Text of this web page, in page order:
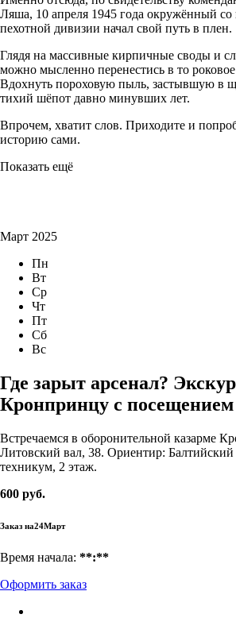
Ляша, 10 апреля 1945 года окружённый со
пехотной дивизии начал свой путь в плен.
Глядя на массивные кирпичные своды и
можно мысленно перенестись в то роковое
Вдохнуть пороховую пыль, застывшую в
тихий шёпот давно минувших лет.
Впрочем, хватит слов. Приходите и
историю сами.
Показать ещё
Март 2025
Пн
Вт
Ср
Чт
Пт
Сб
Вс
Где зарыт арсенал?
Кронпринцу с посещением
Встречаемся в оборонительной казарме
Литовский вал, 38. Ориентир:
техникум, 2 этаж.
600 руб.
Заказ на24Март
Время начала: **:**
Оформить заказ